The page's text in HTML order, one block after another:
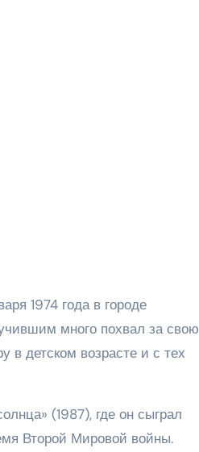
1974 года в городе
много похвал за свою
в детском возрасте и с тех
(1987), где он сыграл
Второй Мировой войны.